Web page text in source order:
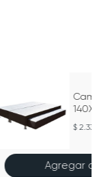
Agregar